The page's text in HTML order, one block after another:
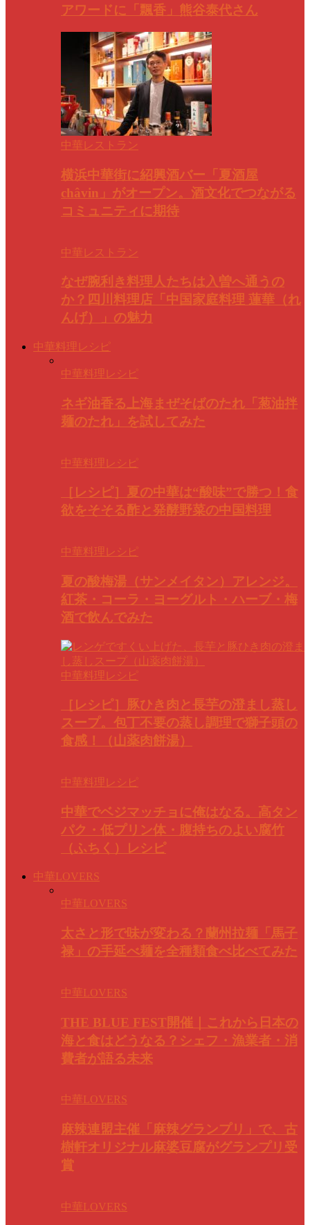
アワードに「飄香」熊谷泰代さん
中華レストラン
横浜中華街に紹興酒バー「夏酒屋
châvin」がオープン。酒文化でつながる
コミュニティに期待
中華レストラン
なぜ腕利き料理人たちは入曽へ通うの
か？四川料理店「中国家庭料理 蓮華（れ
んげ）」の魅力
中華料理レシピ
中華料理レシピ
ネギ油香る上海まぜそばのたれ「葱油拌
麺のたれ」を試してみた
中華料理レシピ
［レシピ］夏の中華は“酸味”で勝つ！食
欲をそそる酢と発酵野菜の中国料理
中華料理レシピ
夏の酸梅湯（サンメイタン）アレンジ。
紅茶・コーラ・ヨーグルト・ハーブ・梅
酒で飲んでみた
中華料理レシピ
［レシピ］豚ひき肉と長芋の澄まし蒸し
スープ。包丁不要の蒸し調理で獅子頭の
食感！（山薬肉餅湯）
中華料理レシピ
中華でベジマッチョに俺はなる。高タン
パク・低プリン体・腹持ちのよい腐竹
（ふちく）レシピ
中華LOVERS
中華LOVERS
太さと形で味が変わる？蘭州拉麺「馬子
禄」の手延べ麺を全種類食べ比べてみた
中華LOVERS
THE BLUE FEST開催｜これから日本の
海と食はどうなる？シェフ・漁業者・消
費者が語る未来
中華LOVERS
麻辣連盟主催「麻辣グランプリ」で、古
樹軒オリジナル麻婆豆腐がグランプリ受
賞
中華LOVERS